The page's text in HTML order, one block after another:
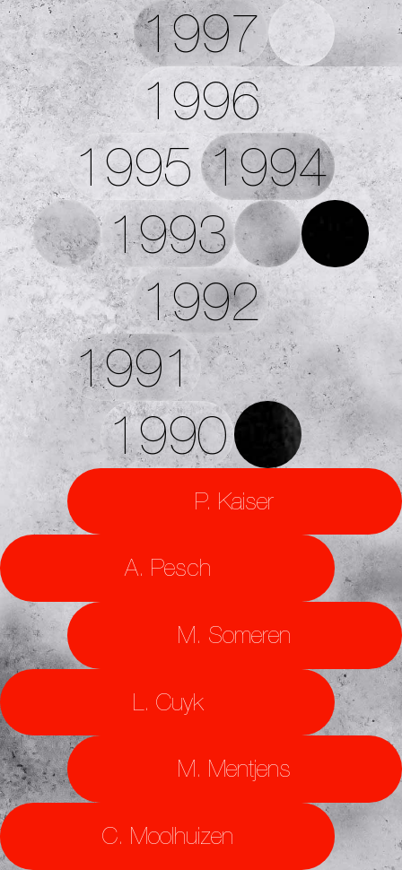
1997
1996
1995 1994
1993
1992
1991
1990
P. Kaiser
A. Pesch
M. Someren
L. Cuyk
M. Mentjens
C. Moolhuizen